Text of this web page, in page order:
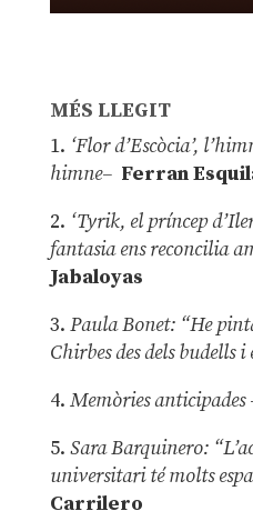
MÉS LLEGIT
1. ‘Flor d’Escòcia’,
himne– Ferran
2. ‘Tyrik, el príncep
fantasia ens reconcilia
Jabaloyas
3. Paula Bonet: “He
Chirbes des dels budells i
4. Memòries anticipades
5. Sara Barquinero:
universitari té molts
Carrilero